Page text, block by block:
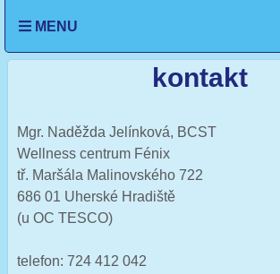
Otevřít
MENU
kontakt
Mgr. Naděžda Jelínková, BCST
Wellness centrum Fénix
tř. Maršála Malinovského 722
686 01 Uherské Hradiště
(u OC TESCO)
telefon: 724 412 042